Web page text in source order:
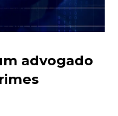
advogado